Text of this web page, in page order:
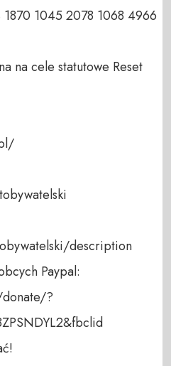
1045 2078 1068 4966
na cele statutowe Reset
description
Paypal:
?